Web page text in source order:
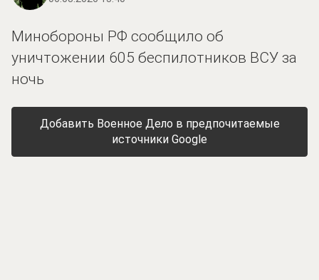
Минобороны РФ сообщило об
уничтожении 605 беспилотников ВСУ за
ночь
Добавить Военное Дело в предпочитаемые
источники Google